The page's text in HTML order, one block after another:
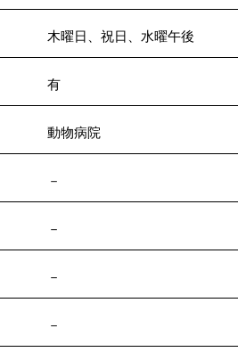
木曜日、祝日、水曜午後
有
動物病院
－
－
－
－